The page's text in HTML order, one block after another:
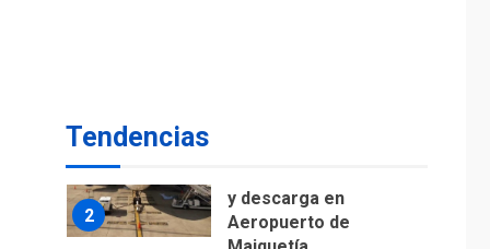
Tendencias
2
y descarga en
Aeropuerto de